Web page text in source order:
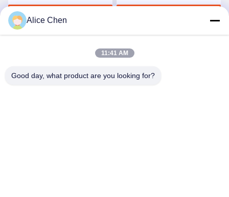
3412
Discuter Maintenant
vêtements sans couture
Alice Chen
11:41 AM
Good day, what product are you looking for?